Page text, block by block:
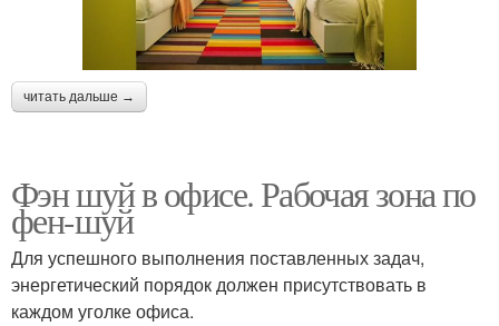
читать дальше →
Фэн шуй в офисе. Рабочая зона по
фен-шуй
Для успешного выполнения поставленных задач,
энергетический порядок должен присутствовать в
каждом уголке офиса.